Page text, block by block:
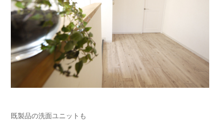
既製品の洗面ユニットも